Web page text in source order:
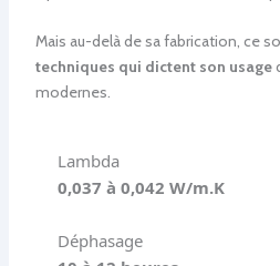
Mais au-delà de sa fabrication, ce
techniques qui dictent son usage
modernes.
Lambda
0,037 à 0,042 W/m.K
Déphasage